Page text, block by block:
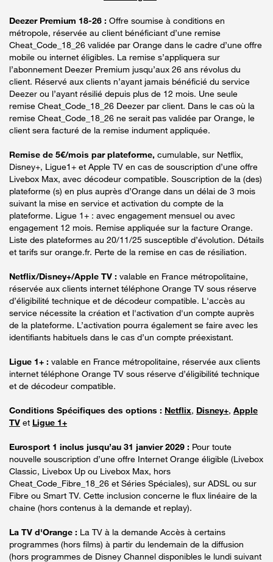
Deezer Premium 18-26 : Offre soumise à conditions en
métropole, réservée au client bénéficiant d’une remise
Cheat_Code_18_26 validée par Orange dans le cadre d’une offre
mobile ou internet éligibles. La remise s’appliquera sur
l’abonnement Deezer Premium jusqu’aux 26 ans révolus du
client. Réservé aux clients n’ayant jamais bénéficié du service
Deezer ou l’ayant résilié depuis plus de 12 mois. Une seule
remise Cheat_Code_18_26 Deezer par client. Dans le cas où la
remise Cheat_Code_18_26 ne serait pas validée par Orange, le
client sera facturé de la remise indument appliquée.
Remise de 5€/mois par plateforme, cumulable, sur Netflix,
Disney+, Ligue1+ et Apple TV en cas de souscription d’une offre
Livebox Max, avec décodeur compatible. Souscription de la (des)
plateforme (s) en plus auprès d’Orange dans un délai de 3 mois
suivant la mise en service et activation du compte de la
plateforme. Ligue 1+ : avec engagement mensuel ou avec
engagement 12 mois. Remise appliquée sur la facture Orange.
Liste des plateformes au 20/11/25 susceptible d’évolution. Détails
et tarifs sur orange.fr. Perte de la remise en cas de résiliation.
Netflix/Disney+/Apple TV : valable en France métropolitaine,
réservée aux clients internet téléphone Orange TV sous réserve
d’éligibilité technique et de décodeur compatible. L'accès au
service nécessite la création et l'activation d'un compte auprès
de la plateforme. L’activation pourra également se faire avec les
identifiants habituels dans le cas d’un compte préexistant.
Ligue 1+ : valable en France métropolitaine, réservée aux clients
internet téléphone Orange TV sous réserve d’éligibilité technique
et de décodeur compatible.
Conditions Spécifiques des options : Netflix, Disney+, Apple
TV et Ligue 1+
Eurosport 1 inclus jusqu’au 31 janvier 2029 : Pour toute
nouvelle souscription d’une offre Internet Orange éligible (Livebox
Classic, Livebox Up ou Livebox Max, hors
Cheat_Code_Fibre_18_26 et Séries Spéciales), sur ADSL ou sur
Fibre ou Smart TV. Cette inclusion concerne le flux linéaire de la
chaine (hors contenus à la demande et replay).
La TV d'Orange : La TV à la demande Accès à certains
programmes (hors films) à partir du lendemain de la diffusion
(hors programmes de Disney Channel disponibles le lundi suivant